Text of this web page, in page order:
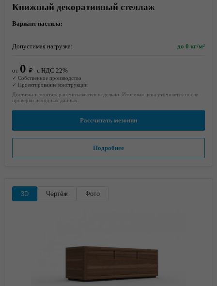
Книжный декоративный стеллаж
Вариант настила:
Допустимая нагрузка: до 0 кг/м²
от 0 ₽ с НДС 22%
✓ Собственное производство
✓ Проектирование конструкции
Доставка и монтаж рассчитываются отдельно. Итоговая цена уточняется после
проверки исходных данных.
Рассчитать мезонин
Подробнее
3D Чертёж Фото